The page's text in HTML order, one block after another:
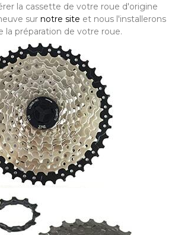
la cassette de votre roue d'origine
sur notre site et nous l'installerons
la préparation de votre roue.